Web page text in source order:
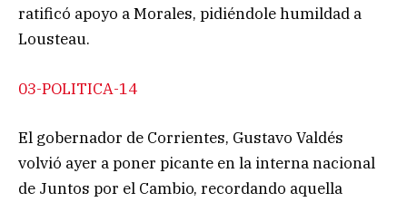
ratificó apoyo a Morales, pidiéndole humildad a
Lousteau.
03-POLITICA-14
El gobernador de Corrientes, Gustavo Valdés
volvió ayer a poner picante en la interna nacional
de Juntos por el Cambio, recordando aquella